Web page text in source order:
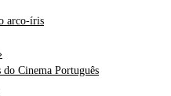
arco-íris
do Cinema Português